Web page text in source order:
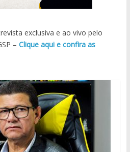
exclusiva e ao vivo pelo
– Clique aqui e confira as